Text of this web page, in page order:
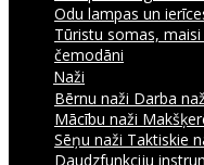
Odu lampas un
Tūristu somas, maisi
čemodāni
Naži
Bērnu naži Darba
Mācību naži
Sēņu naži Taktiskie
Daudzfunkciju